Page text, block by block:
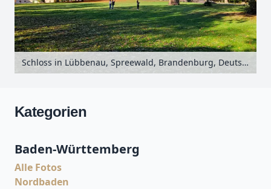
Schloss in Lübbenau, Spreewald, Brandenburg, Deutschland
Kategorien
Baden-Württemberg
Alle Fotos
Nordbaden